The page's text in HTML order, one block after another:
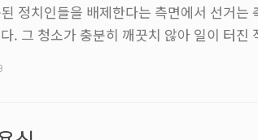
정치인들을 배제한다는 측면에서 선거는
. 그 청소가 충분히 깨끗치 않아 일이 터진
를 보는 나의 시각이 이렇기에 나는 선거가
난 총선은 박근혜의 지속된 실정에 대한 국